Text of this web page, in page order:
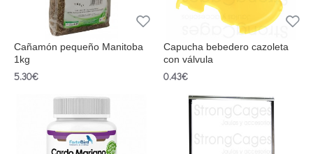
Cañamón pequeño Manitoba
1kg
5.30€
Capucha bebedero cazoleta
con válvula
0.43€